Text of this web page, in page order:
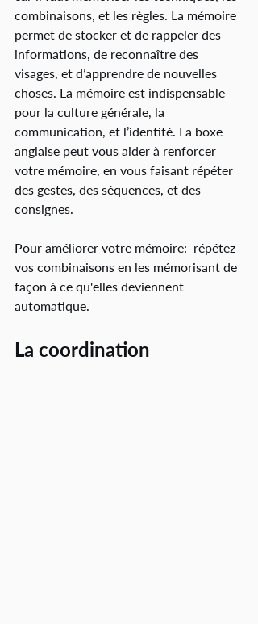
combinaisons, et les règles. La mémoire
permet de stocker et de rappeler des
informations, de reconnaître des
visages, et d’apprendre de nouvelles
choses. La mémoire est indispensable
pour la culture générale, la
communication, et l’identité. La boxe
anglaise peut vous aider à renforcer
votre mémoire, en vous faisant répéter
des gestes, des séquences, et des
consignes.
Pour améliorer votre mémoire:  répétez
vos combinaisons en les mémorisant de
façon à ce qu'elles deviennent
automatique.
La coordination